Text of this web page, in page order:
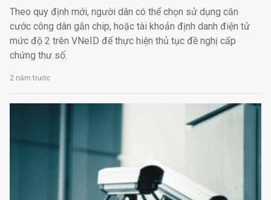
Theo quy định mới, người dân có thể chọn sử dụng căn
cước công dân gắn chip, hoặc tài khoản định danh điện tử
mức độ 2 trên VNeID để thực hiện thủ tục đề nghị cấp
chứng thư số.
2 năm trước